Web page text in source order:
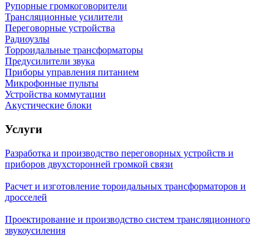
Рупорные громкоговорители
Трансляционные усилители
Переговорные устройства
Радиоузлы
Торроидальные трансформаторы
Предусилители звука
Приборы управления питанием
Микрофонные пульты
Устройства коммутации
Акустические блоки
Услуги
Разработка и производство переговорных устройств и
приборов двухсторонней громкой связи
Расчет и изготовление тороидальных трансформаторов и
дросселей
Проектирование и производство систем трансляционного
звукоусиления